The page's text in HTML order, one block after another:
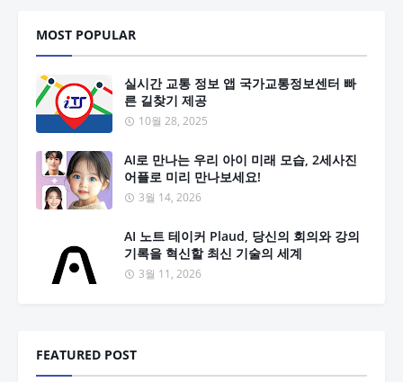
MOST POPULAR
실시간 교통 정보 앱 국가교통정보센터 빠
른 길찾기 제공
10월 28, 2025
AI로 만나는 우리 아이 미래 모습, 2세사진
어플로 미리 만나보세요!
3월 14, 2026
AI 노트 테이커 Plaud, 당신의 회의와 강의
기록을 혁신할 최신 기술의 세계
3월 11, 2026
FEATURED POST